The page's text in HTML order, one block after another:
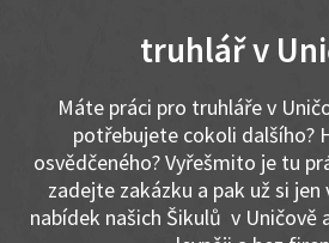
truhlář v
Máte práci pro truhláře v
potřebujete cokoli dalšího?
osvědčeného? Vyřešmito je tu
zadejte zakázku a pak už si jen
nabídek našich Šikulů v Uničově